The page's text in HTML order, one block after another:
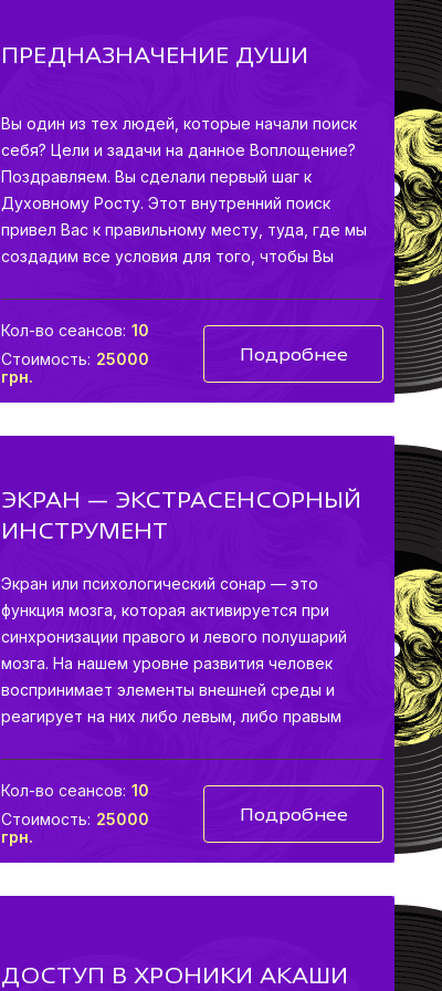
ПРЕДНАЗНАЧЕНИЕ ДУШИ
Вы один из тех людей, которые начали поиск
себя? Цели и задачи на данное Воплощение?
Поздравляем. Вы сделали первый шаг к
Духовному Росту. Этот внутренний поиск
привел Вас к правильному месту, туда, где мы
создадим все условия для того, чтобы Вы
Кол-во сеансов: 10
Стоимость: 25000
грн.
Подробнее
ЭКРАН — ЭКСТРАСЕНСОРНЫЙ
ИНСТРУМЕНТ
Экран или психологический сонар — это
функция мозга, которая активируется при
синхронизации правого и левого полушарий
мозга. На нашем уровне развития человек
воспринимает элементы внешней среды и
реагирует на них либо левым, либо правым
Кол-во сеансов: 10
Стоимость: 25000
грн.
Подробнее
ДОСТУП В ХРОНИКИ АКАШИ